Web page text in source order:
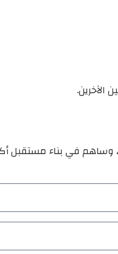
الآخرين.
وساهم في بناء مستقبل